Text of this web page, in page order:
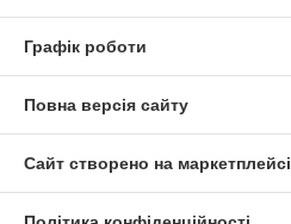
Графік роботи
Повна версія сайту
Сайт створено на маркетплейсі